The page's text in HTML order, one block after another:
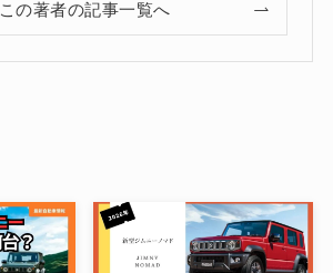
この著者の記事一覧へ